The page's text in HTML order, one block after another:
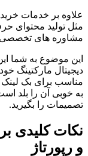
علاوه بر خدمات
مثل تولید محتوای
مشاوره های تخصصی
این موضوع به شما
دیجیتال مارکتینگ
مناسب برای بک
به خوبی آن را بلد
تصمیمات را بگیرید.
نکات کلیدی
و رپورتاژ